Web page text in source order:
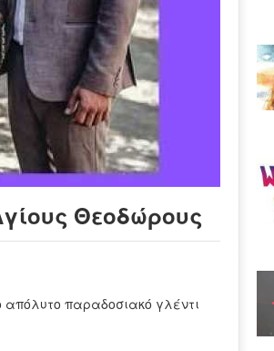
Θεοδώρους
απόλυτο παραδοσιακό γλέντι